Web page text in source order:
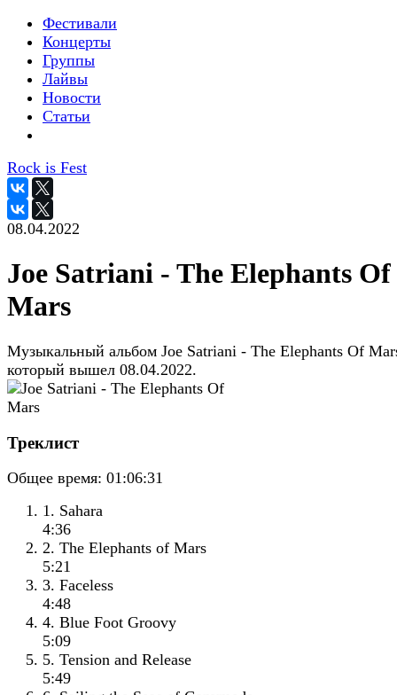
Фестивали
Концерты
Группы
Лайвы
Новости
Статьи
Rock is Fest
08.04.2022
Joe Satriani - The Elephants Of
Mars
Музыкальный альбом Joe Satriani - The Elephants Of
который вышел 08.04.2022.
Треклист
Общее время: 01:06:31
1. Sahara
4:36
2. The Elephants of Mars
5:21
3. Faceless
4:48
4. Blue Foot Groovy
5:09
5. Tension and Release
5:49